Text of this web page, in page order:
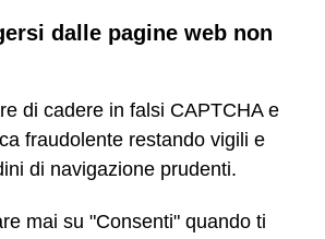
dalle pagine web non
di cadere in falsi CAPTCHA e
fraudolente restando vigili e
di navigazione prudenti.
mai su "Consenti" quando ti